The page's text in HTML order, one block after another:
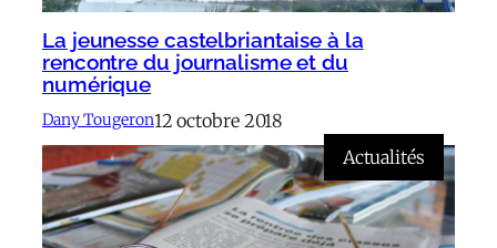
La jeunesse castelbriantaise à la
rencontre du journalisme et du
numérique
Dany Tougeron12 octobre 2018
Actualités